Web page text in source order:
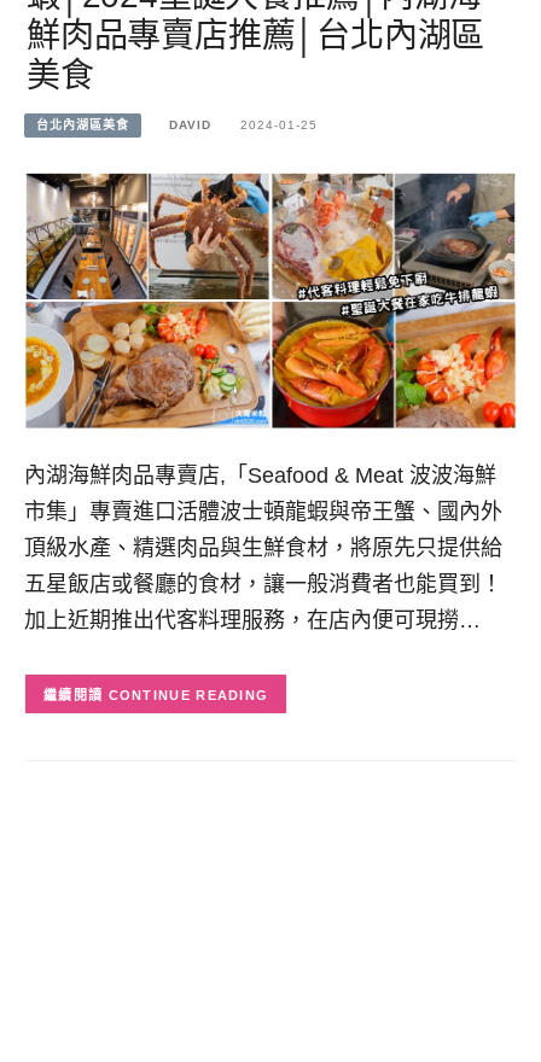
鮮肉品專賣店推薦│台北內湖區
美食
台北內湖區美食 DAVID 2024-01-25
內湖海鮮肉品專賣店,「Seafood & Meat 波波海鮮
市集」專賣進口活體波士頓龍蝦與帝王蟹、國內外
頂級水產、精選肉品與生鮮食材，將原先只提供給
五星飯店或餐廳的食材，讓一般消費者也能買到！
加上近期推出代客料理服務，在店內便可現撈…
CONTINUE READING